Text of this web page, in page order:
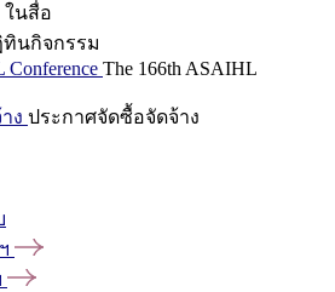
ในสื่อ
นกิจกรรม
Conference The 166th ASAIHL
ง ประกาศจัดซื้อจัดจ้าง